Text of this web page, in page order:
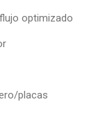
optimizado
placas